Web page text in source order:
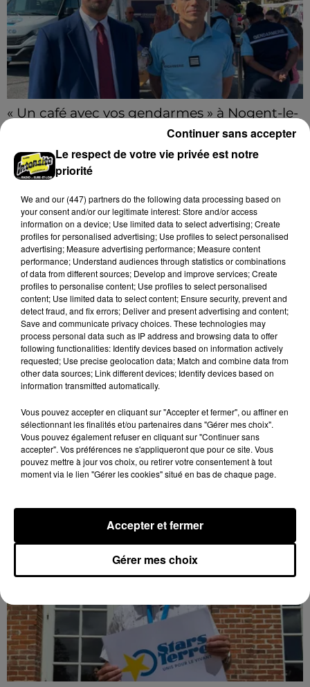
« Un café avec vos gendarmes » à Nogent-le-
Les gendarmes de la brigade iront à la rencontre de
la population ce samedi 8 août sur le marché de
Nogent-le-Rotrou de 9h00 à 12h00.
A LA UNE Voir plus
Bison Futé : un samedi rouge sur les routes
C'est l'un des week-ends les plus chargés de l'été,
avec des départs aussi importants que les retours.
LE GRAND FORMAT
Le respect de votre vie privée est notre
priorité
We and our (447) partnersdo the following data processing based on
your consent and/or our legitimate interest: Store and/or access
information on a device; Use limited data to select advertising; Create
profiles for personalised advertising; Use profiles to select personalised
advertising; Measure advertising performance; Measure content
performance; Understand audiences through statistics or combinations
of data from different sources; Develop and improve services; Create
profiles to personalise content; Use profiles to select personalised
content; Use limited data to select content; Ensure security, prevent and
detect fraud, and fix errors; Deliver and present advertising and content;
Save and communicate privacy choices. These technologies may
process personal data such as IP address and browsing data to offer
following functionalities: Identify devices based on information actively
requested; Use precise geolocation data; Match and combine data from
other data sources; Link different devices; Identify devices based on
information transmitted automatically.
Vous pouvez accepter en cliquant sur "Accepter et fermer", ou affiner en
sélectionnant les finalités et/ou partenaires dans "Gérer mes choix".
Vous pouvez également refuser en cliquant sur "Continuer sans
accepter". Vos préférences ne s'appliqueront que pour ce site. Vous
pouvez mettre à jour vos choix, ou retirer votre consentement à tout
moment via le lien "Gérer les cookies" situé en bas de chaque page.
Gérer mes choix
Accepter et fermer
Continuer sans accepter